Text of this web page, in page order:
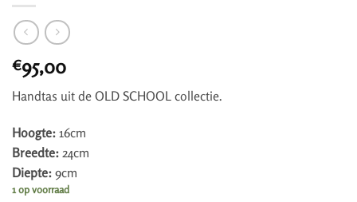
€95,00
Handtas uit de OLD SCHOOL collectie.
Hoogte: 16cm
Breedte: 24cm
Diepte: 9cm
1 op voorraad